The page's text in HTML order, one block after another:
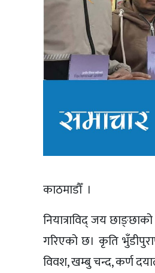
काठमाडौँ ।
नियात्राविद् जय
गरिएको छ। कृति
विवश, खम्बु चन्द, कर्ण